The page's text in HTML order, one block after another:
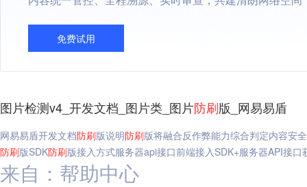
免费试用
图片检测v4_开发文档_图片类_图片防刷版_网易易盾
网易易盾开发文档防刷版说明防刷版将融合反作弊能力综合判定内容安
防刷版SDK防刷版接入方式服务器api接口前端接入SDK+服务器API接口
来自：帮助中心